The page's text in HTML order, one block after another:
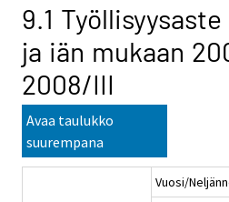
9.1
ja iän mukaan
2008/III
Avaa taulukko
suurempana
Vuosi/